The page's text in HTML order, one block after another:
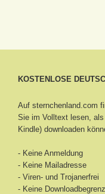
KOSTENLOSE
Auf sternchenland.com
Sie im Volltext lesen,
Kindle) downloaden
- Keine Anmeldung
- Keine Mailadresse
- Viren- und Trojanerfrei
- Keine